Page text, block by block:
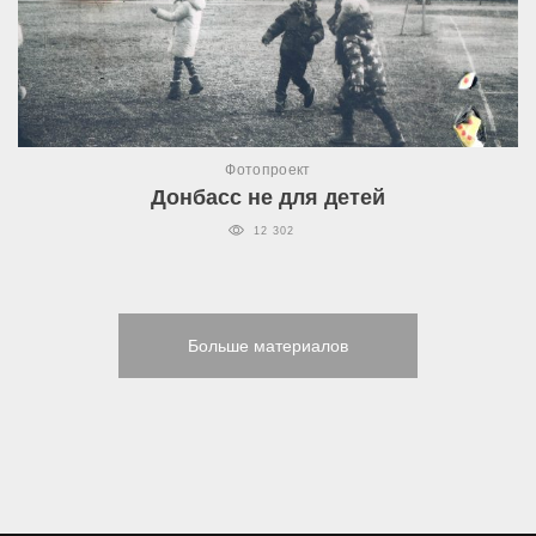
Фотопроект
Донбасс не для детей
12 302
Больше материалов